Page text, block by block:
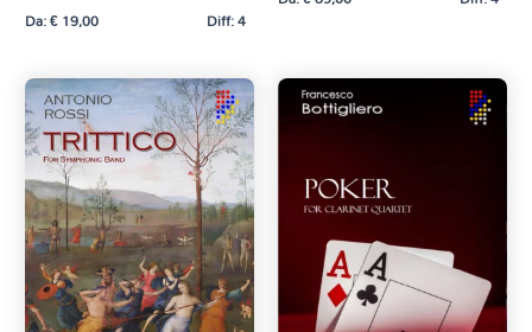
Da:€19,00 Diff: 4